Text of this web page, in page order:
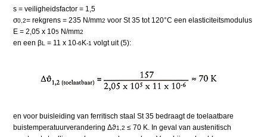
s = veiligheidsfactor = 1,5
σ0,2= rekgrens = 235 N/mm2 voor St 35 tot 120°C een elasticiteitsmodulus
E = 2,05 x 105 N/mm2
en een βL = 11 x 10-6K-1 volgt uit (5):
en voor buisleiding van ferritisch staal St 35 bedraagt de toelaatbare
buistemperatuurverandering Δϑ1,2 ≤ 70 K. In geval van austenitisch